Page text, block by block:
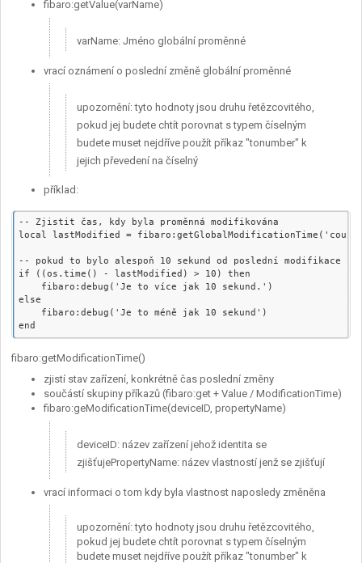
fibaro:getValue(varName)
varName: Jméno globální proměnné
vrací oznámení o poslední změně globální proměnné
upozornění: tyto hodnoty jsou druhu řetězcovitého,
pokud jej budete chtít porovnat s typem číselným
budete muset nejdříve použít příkaz "tonumber" k
jejich převedení na číselný
příklad:
-- Zjistit čas, kdy byla proměnná modifikována
local lastModified =
-- pokud to bylo alespoň 10 sekund od poslední modifikace
if ((os.time() - lastModified) > 10) then
    fibaro:debug('Je to více jak 10 sekund.')
else
    fibaro:debug('Je to méně jak 10 sekund')
fibaro:getModificationTime()
zjistí stav zařízení, konkrétně čas poslední změny
součástí skupiny příkazů (fibaro:get + Value / ModificationTime)
fibaro:geModificationTime(deviceID, propertyName)
deviceID: název zařízení jehož identita se
zjišťujePropertyName: název vlastností jenž se zjišťují
vrací informaci o tom kdy byla vlastnost naposledy změněna
upozornění: tyto hodnoty jsou druhu řetězcovitého,
pokud jej budete chtít porovnat s typem číselným
budete muset nejdříve použít příkaz "tonumber" k